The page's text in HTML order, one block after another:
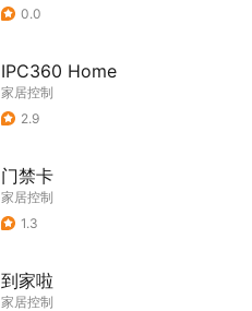
0.0
IPC360 Home
家居控制
2.9
门禁卡
家居控制
1.3
到家啦
家居控制